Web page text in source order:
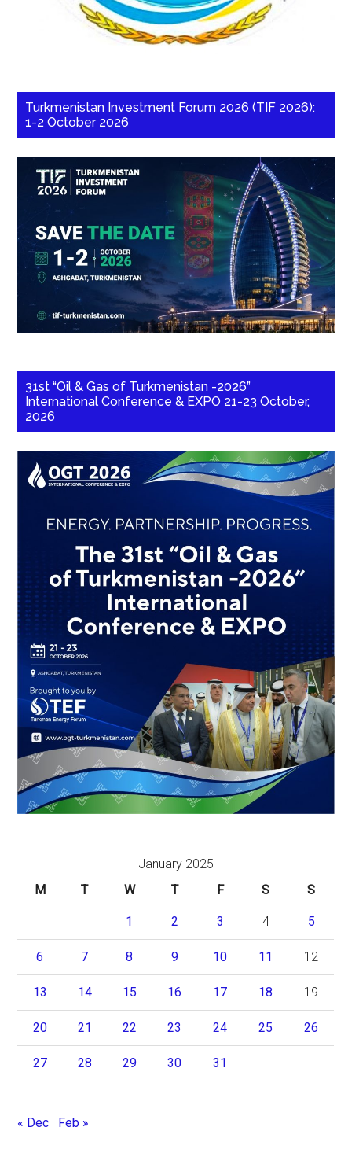
Turkmenistan Investment Forum 2026 (TIF 2026):
1-2 October 2026
31st “Oil & Gas of Turkmenistan -2026”
International Conference & EXPO 21-23 October,
2026
January 2025
M
T W T F S S
1 2 3 4 5
6 7 8 9 10 11 12
13 14 15 16 17 18 19
20 21 22 23 24 25 26
27 28 29 30 31
« Dec Feb »